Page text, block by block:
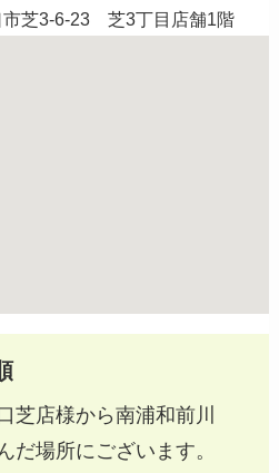
市芝3-6-23 芝3丁目店舗1階
芝店様から南浦和前川
だ場所にございます。